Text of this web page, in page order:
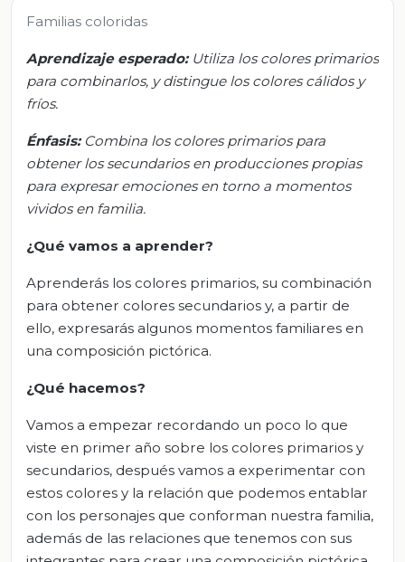
Familias coloridas
Aprendizaje esperado: Utiliza los colores primarios
para combinarlos, y distingue los colores cálidos y
fríos.
Énfasis: Combina los colores primarios para
obtener los secundarios en producciones propias
para expresar emociones en torno a momentos
vividos en familia.
¿Qué vamos a aprender?
Aprenderás los colores primarios, su combinación
para obtener colores secundarios y, a partir de
ello, expresarás algunos momentos familiares en
una composición pictórica.
¿Qué hacemos?
Vamos a empezar recordando un poco lo que
viste en primer año sobre los colores primarios y
secundarios, después vamos a experimentar con
estos colores y la relación que podemos entablar
con los personajes que conforman nuestra familia,
además de las relaciones que tenemos con sus